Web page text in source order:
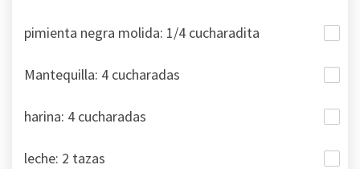
pimienta negra molida: 1/4 cucharadita
Mantequilla: 4 cucharadas
harina: 4 cucharadas
leche: 2 tazas